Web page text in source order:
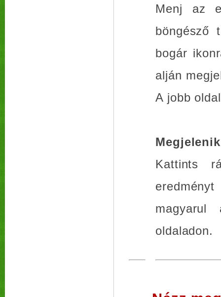
Menj az
böngésző
bogár
alján
A jobb
Kattints
oldaladon.